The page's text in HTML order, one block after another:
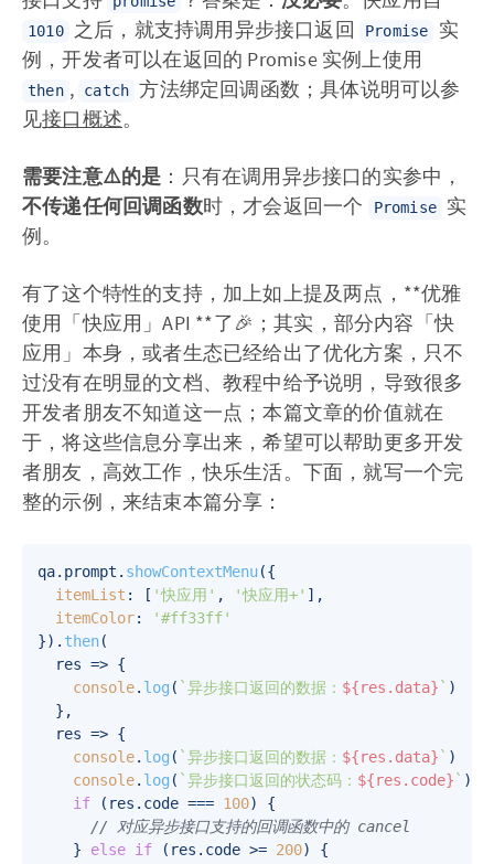
1010 之后，就支持调用异步接口返回 Promise
实
例，开发者可以在返回的 Promise 实例上使用
then , catch 方法绑定回调函数；具体说明可以参
见接口概述。
需要注意⚠️的是 ：只有在调用异步接口的实参中，
不传递任何回调函数时，才会返回一个 Promise
实
例。
有了这个特性的支持，加上如上提及两点，**优雅
使用「快应用」API **了🎉；其实，部分内容「快
应用」本身，或者生态已经给出了优化方案，只不
过没有在明显的文档、教程中给予说明，导致很多
开发者朋友不知道这一点；本篇文章的价值就在
于，将这些信息分享出来，希望可以帮助更多开发
者朋友，高效工作，快乐生活。下面，就写一个完
整的示例，来结束本篇分享：
qa. prompt . showContextMenu({
itemList : [ '快应用' , '快应用+' ],
itemColor:
'#ff33ff'
}). then(
res => {
console. log ( `异步接口返回的数据： ${res.data}` )
  },
res => {
console. log ( `异步接口返回的数据： ${res.data}` )
console. log ( `异步接口返回的状态码： ${res.code}` )
if (res. code === 100) {
// 对应异步接口支持的回调函数中的 cancel
    }
else if (res. code >= 200) {